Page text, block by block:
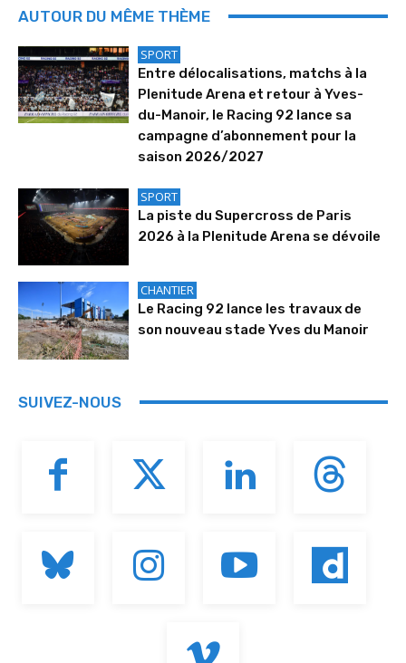
AUTOUR DU MÊME THÈME
SPORT
Entre délocalisations, matchs à la
Plenitude Arena et retour à Yves-
du-Manoir, le Racing 92 lance sa
campagne d’abonnement pour la
saison 2026/2027
SPORT
La piste du Supercross de Paris
2026 à la Plenitude Arena se dévoile
CHANTIER
Le Racing 92 lance les travaux de
son nouveau stade Yves du Manoir
SUIVEZ-NOUS